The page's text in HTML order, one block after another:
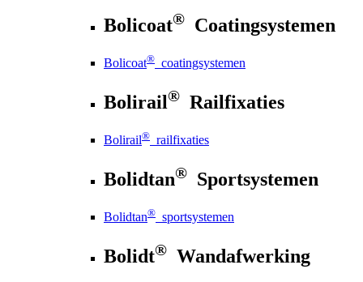
Bolicoat® Coatingsystemen
Bolicoat® coatingsystemen
Bolirail® Railfixaties
Bolirail® railfixaties
Bolidtan® Sportsystemen
Bolidtan® sportsystemen
Bolidt® Wandafwerking